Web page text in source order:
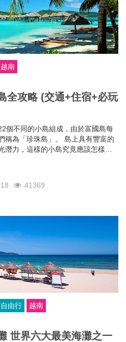
越南
全攻略 (交通+住宿+必玩
個不同的小島組成，由於富國島每
稱為「珍珠島」。 島上具有豐富的
潛力，這樣的小島究竟應該怎樣玩
41369
由行 越南
世界六大最美海灘之一